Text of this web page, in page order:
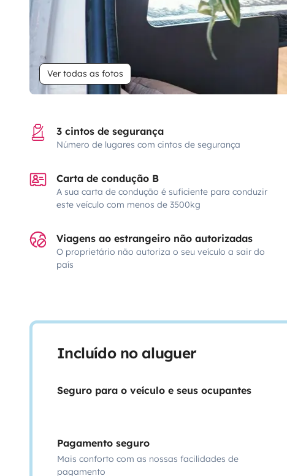
Ver todas as fotos
3 cintos de segurança
Número de lugares com cintos de segurança
Carta de condução B
A sua carta de condução é suficiente para conduzir
este veículo com menos de 3500kg
Viagens ao estrangeiro não autorizadas
O proprietário não autoriza o seu veículo a sair do
país
Incluído no aluguer
Seguro para o veículo e seus ocupantes
Pagamento seguro
Mais conforto com as nossas facilidades de
pagamento